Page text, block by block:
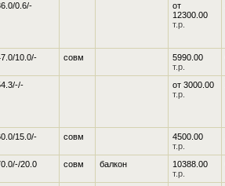
0.6/-
от
12300.00
т.р.
10.0/- совм
5990.00
т.р.
от 3000.00
т.р.
15.0/- совм
4500.00
т.р.
20.0 совм балкон
10388.00
т.р.